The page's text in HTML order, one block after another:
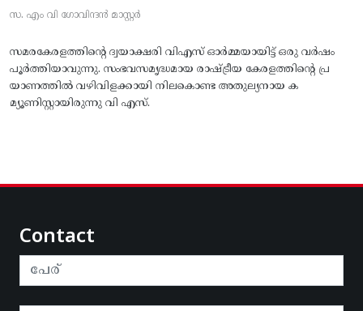
സ. എം വി ഗോവിന്ദൻ മാസ്റ്റർ
സമരകേരളത്തിൻ്റെ ദ്വയാക്ഷരി വിഎസ് ഓർമ്മയായിട്ട് ഒരു വർഷം
പൂർത്തിയാവുന്നു. സംഭവസമൃദ്ധമായ രാഷ്ട്രീയ കേരളത്തിന്റെ പ്ര
യാണത്തിൽ വഴിവിളക്കായി നിലകൊണ്ട അതുല്യനായ ക
മ്യൂണിസ്റ്റായിരുന്നു വി എസ്.
Contact